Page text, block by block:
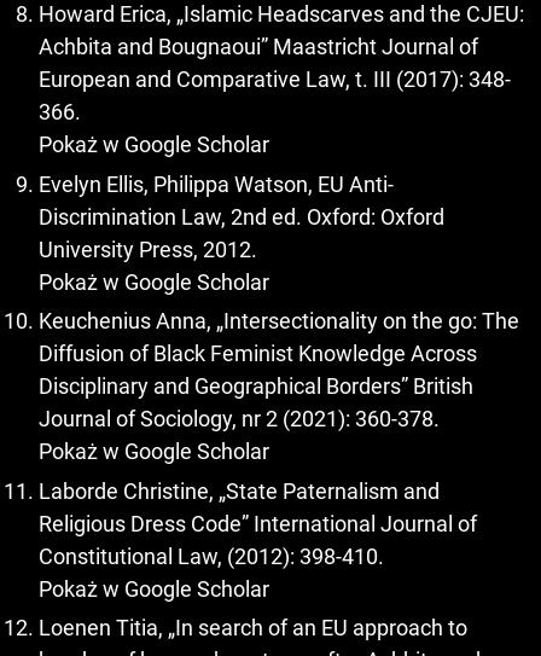
Howard Erica, „Islamic Headscarves and the CJEU:
Achbita and Bougnaoui” Maastricht Journal of
European and Comparative Law, t. III (2017): 348-
366.
Pokaż w Google Scholar
Evelyn Ellis, Philippa Watson, EU Anti-
Discrimination Law, 2nd ed. Oxford: Oxford
University Press, 2012.
Pokaż w Google Scholar
Keuchenius Anna, „Intersectionality on the go: The
Diffusion of Black Feminist Knowledge Across
Disciplinary and Geographical Borders” British
Journal of Sociology, nr 2 (2021): 360-378.
Pokaż w Google Scholar
Laborde Christine, „State Paternalism and
Religious Dress Code” International Journal of
Constitutional Law, (2012): 398-410.
Pokaż w Google Scholar
Loenen Titia, „In search of an EU approach to